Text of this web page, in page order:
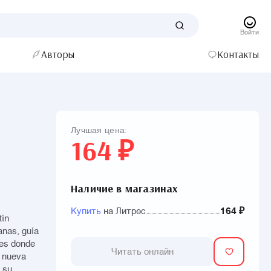
Войти
Авторы Контакты
guía
donde
Лучшая цена:
164 ₽
Наличие в магазинах
Купить на Литрес 164 ₽
Читать онлайн